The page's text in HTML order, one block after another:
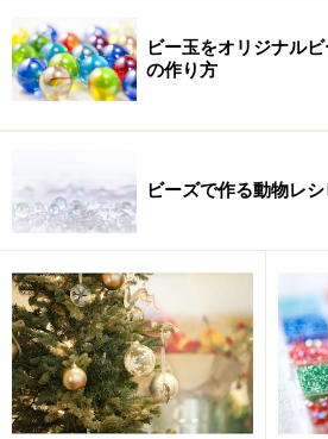
目から1cm上がったところにつけ
付ける
アイロンで折り目をつける
アイロンを使ってしっかり折り目を
このとき、折り返しの幅が不ぞろ
てしまうときれいな仕上がりにな
ビー玉をオリジナル
の作り方
ビーズで作る動物レ